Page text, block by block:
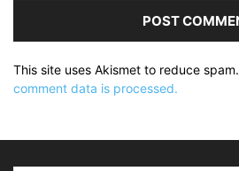
This site uses Akismet to reduce spam.
comment data is processed.